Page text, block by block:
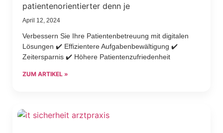
patientenorientierter denn je
April 12, 2024
Verbessern Sie Ihre Patientenbetreuung mit digitalen
Lösungen ✔️ Effizientere Aufgabenbewältigung ✔️
Zeitersparnis ✔️ Höhere Patientenzufriedenheit
ZUM ARTIKEL »